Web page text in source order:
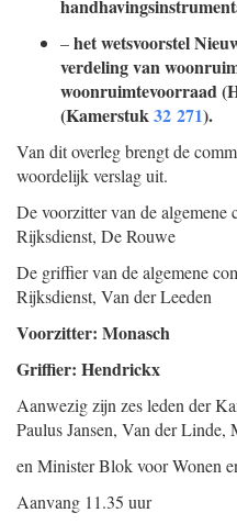
–het wetsvoorstel
verdeling van
woonruimtevoorraad
(Kamerstuk32 271).
Van dit overleg brengt de
woordelijk verslag uit.
De voorzitter van de algemene
Rijksdienst, De Rouwe
De griffier van de algemene
Rijksdienst, Van der Leeden
Voorzitter: Monasch
Griffier: Hendrickx
Aanwezig zijn zes leden der
Paulus Jansen, Van der Linde,
en Minister Blok voor Wonen
Aanvang 11.35 uur